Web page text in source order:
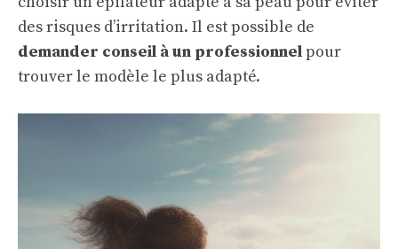
des risques d’irritation. Il est possible de
demander conseil à un professionnelpour
trouver le modèle le plus adapté.